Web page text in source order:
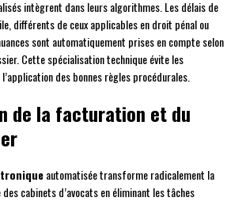
intègrent dans leurs algorithmes. Les délais de
différents de ceux applicables en droit pénal ou
sont automatiquement prises en compte selon
Cette spécialisation technique évite les
des bonnes règles procédurales.
de la facturation et du
automatisée transforme radicalement la
cabinets d’avocats en éliminant les tâches